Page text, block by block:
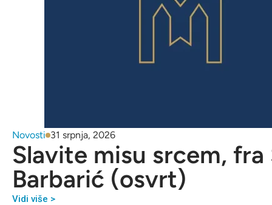
Novosti 31 srpnja, 2026
Slavite misu srcem, fra
Barbarić (osvrt)
Vidi više >